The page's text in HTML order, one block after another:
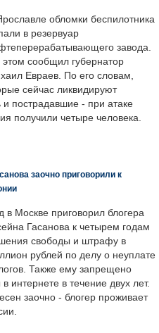
обломки беспилотника
в резервуар
завода.
сообщил губернатор
Евраев. По его словам,
сейчас ликвидируют
и пострадавшие - при атаке
получили четыре человека.
заочно приговорили к
в Москве приговорил блогера
Гасанова к четырем годам
свободы и штрафу в
рублей по делу о неуплате
Также ему запрещено
интернете в течение двух лет.
заочно - блогер проживает